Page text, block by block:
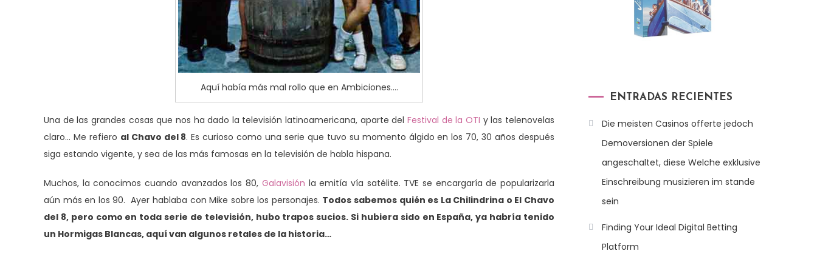
Aquí había más mal rollo que en Ambiciones….
Una de las grandes cosas que nos ha dado la televisión latinoamericana, aparte delFestival de la OTI y las telenovelas
claro… Me refiero al Chavo del 8. Es curioso como una serie que tuvo su momento álgido en los 70, 30 años después
siga estando vigente, y sea de las más famosas en la televisión de habla hispana.
Muchos, la conocimos cuando avanzados los 80, Galavisión la emitía vía satélite. TVE se encargaría de popularizarla
aún más en los 90. Ayer hablaba con Mike sobre los personajes. Todos sabemos quién es La Chilindrina o El Chavo
del 8, pero como en toda serie de televisión, hubo trapos sucios. Si hubiera sido en España, ya habría tenido
un Hormigas Blancas, aquí van algunos retales de la historia…
ENTRADAS RECIENTES
Die meisten Casinos offerte jedoch
Demoversionen der Spiele
angeschaltet, diese Welche exklusive
Einschreibung musizieren im stande
sein
Finding Your Ideal Digital Betting
Platform